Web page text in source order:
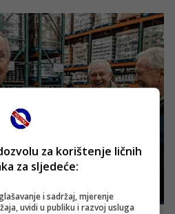
za korištenje ličnih
za sljedeće:
i sadržaj, mjerenje
uvidi u publiku i razvoj usluga